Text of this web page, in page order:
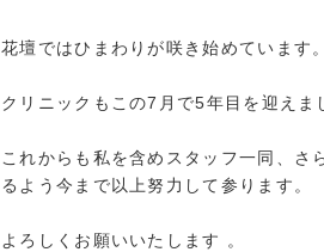
花壇ではひまわりが咲き始めています。
クリニックもこの7月で5年目を迎えま
これからも私を含めスタッフ一同、さ
るよう今まで以上努力して参ります。
よろしくお願いいたします 。